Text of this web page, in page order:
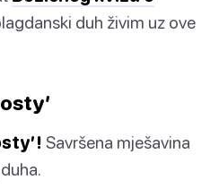
duh živim uz ove
Savršena mješavina